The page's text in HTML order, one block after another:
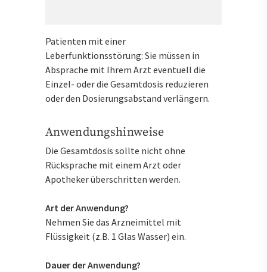
Patienten mit einer
Leberfunktionsstörung: Sie müssen in
Absprache mit Ihrem Arzt eventuell die
Einzel- oder die Gesamtdosis reduzieren
oder den Dosierungsabstand verlängern.
Anwendungshinweise
Die Gesamtdosis sollte nicht ohne
Rücksprache mit einem Arzt oder
Apotheker überschritten werden.
Art der Anwendung?
Nehmen Sie das Arzneimittel mit
Flüssigkeit (z.B. 1 Glas Wasser) ein.
Dauer der Anwendung?